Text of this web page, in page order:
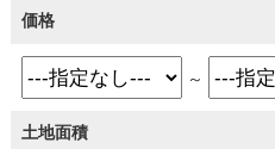
価格
～
土地面積